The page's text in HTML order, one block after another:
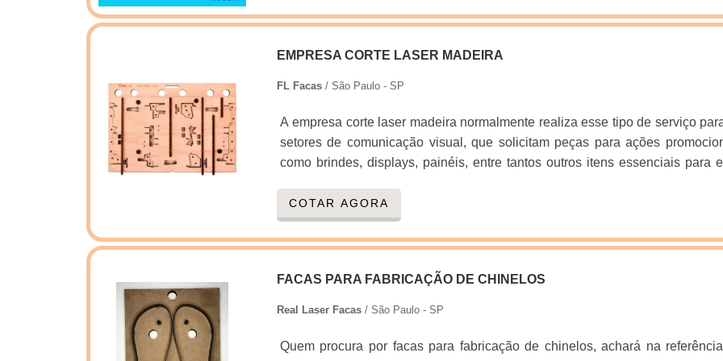
EMPRESA CORTE LASER MADEIRA
FL Facas/ São Paulo - SP
A empresa corte laser madeira normalmente realiza esse tipo de serviço
setores de comunicação visual, que solicitam peças para ações
como brindes, displays, painéis, entre tantos outros itens essenciais para
empresa inicia o processo com o feixe de laser presente na máquina
realizar o desgaste das chapas de madeira ou de outro material utilizado.
processo garante que o corte ocorra de for.
COTAR AGORA
FACAS PARA FABRICAÇÃO DE CHINELOS
Real Laser Facas/ São Paulo - SP
Quem procura por facas para fabricação de chinelos, achará na